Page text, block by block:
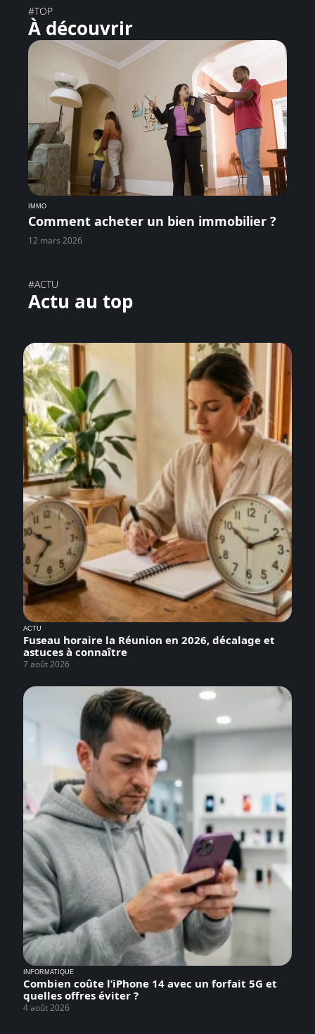
#TOP
À découvrir
IMMO
Comment acheter un bien immobilier ?
12 mars 2026
#ACTU
Actu au top
ACTU
Fuseau horaire la Réunion en 2026, décalage et
astuces à connaître
7 août 2026
INFORMATIQUE
Combien coûte l’iPhone 14 avec un forfait 5G et
quelles offres éviter ?
4 août 2026